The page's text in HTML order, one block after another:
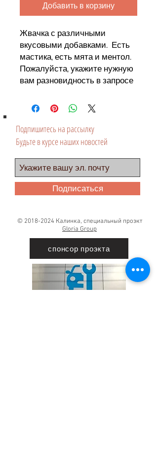
Добавить в корзину
Жвачка с различными
вкусовыми добавками. Есть
мастика, есть мята и ментол.
Пожалуйста, укажите нужную
вам разновидность в запросе
Подпишитесь на рассылку
Будьте в курсе наших новостей
Подписаться
© 2018-2024 Калинка, специальный проэкт
Gloria Group
спонсор проэкта